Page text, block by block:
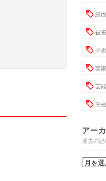
経歴
被
子供
実家
芸
高校
アー
過去の記